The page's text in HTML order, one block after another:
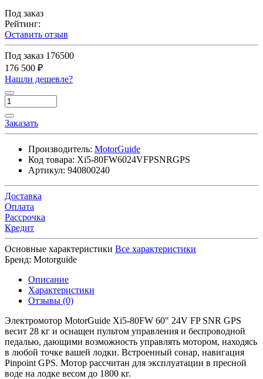
Под заказ
Рейтинг:
Оставить отзыв
Под заказ 176500
176 500 ₽
Нашли дешевле?
Заказать
Производитель: MotorGuide
Код товара: Xi5-80FW6024VFPSNRGPS
Артикул: 940800240
Доставка
Оплата
Рассрочка
Кредит
Основные характеристики Все характеристики
Бренд: Motorguide
Описание
Характеристики
Отзывы (0)
Электромотор MotorGuide Xi5-80FW 60" 24V FP SNR GPS
весит 28 кг и оснащен пультом управления и беспроводной
педалью, дающими возможность управлять мотором, находясь
в любой точке вашей лодки. Встроенный сонар, навигация
Pinpoint GPS. Мотор рассчитан для эксплуатации в пресной
воде на лодке весом до 1800 кг.